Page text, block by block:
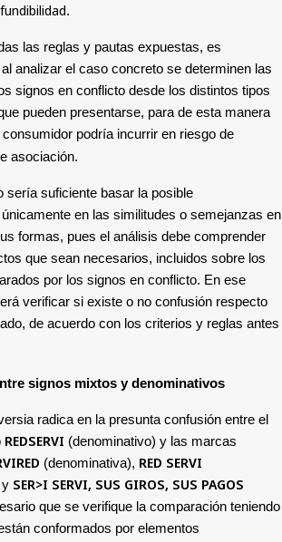
.
las reglas y pautas expuestas, es
analizar el caso concreto se determinen las
signos en conflicto desde los distintos tipos
pueden presentarse, para de esta manera
podría incurrir en riesgo de
asociación.
sería suficiente basar la posible
únicamente en las similitudes o semejanzas en
formas, pues el análisis debe comprender
que sean necesarios, incluidos sobre los
por los signos en conflicto. En ese
verificar si existe o no confusión respecto
de acuerdo con los criterios y reglas antes
signos mixtos y denominativos
radica en la presunta confusión entre el
REDSERVI (denominativo) y las marcas
(denominativa), RED SERVI
y SER>I SERVI, SUS GIROS, SUS PAGOS
que se verifique la comparación teniendo
conformados por elementos